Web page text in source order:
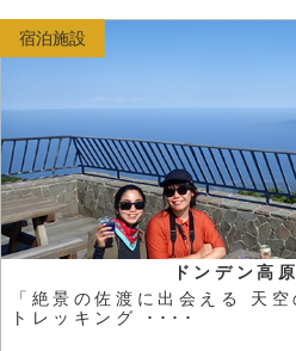
ドンデン高
「絶景の佐渡に出会える 天空
トレッキング ････
宿泊施設